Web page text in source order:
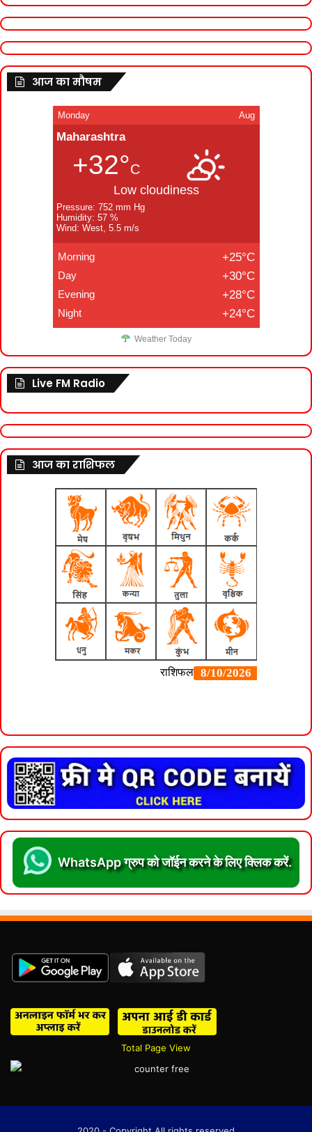
आज का मौषम
Monday Aug
Maharashtra
+32°C
Low cloudiness
Pressure: 752 mm Hg
Humidity: 57 %
Wind: West, 5.5 m/s
Morning +25°C
Day +30°C
Evening +28°C
Night +24°C
Weather Today
Live FM Radio
आज का राशिफल
WhatsApp ग्रुप को जॉईन करने के लिए क्लिक करें.
Total Page View